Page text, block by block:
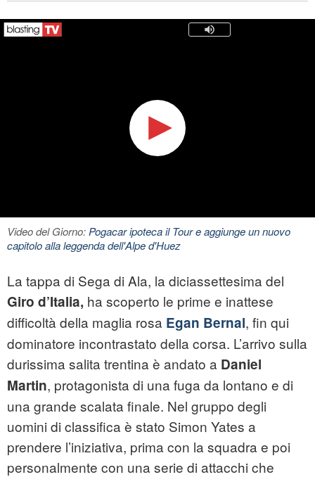
Video del Giorno:Pogacar ipoteca il Tour e aggiunge un nuovo
capitolo alla leggenda dell'Alpe d'Huez
La tappa di Sega di Ala, la diciassettesima del
Giro d’Italia, ha scoperto le prime e inattese
difficoltà della maglia rosa Egan Bernal, fin qui
dominatore incontrastato della corsa. L’arrivo sulla
durissima salita trentina è andato a Daniel
Martin, protagonista di una fuga da lontano e di
una grande scalata finale. Nel gruppo degli
uomini di classifica è stato Simon Yates a
prendere l’iniziativa, prima con la squadra e poi
personalmente con una serie di attacchi che